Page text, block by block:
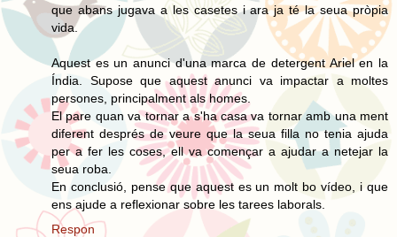
que abans jugava a les casetes i ara ja té la seua pròpia
vida.
Aquest es un anunci d'una marca de detergent Ariel en la
Índia. Supose que aquest anunci va impactar a moltes
persones, principalment als homes.
El pare quan va tornar a s'ha casa va tornar amb una ment
diferent després de veure que la seua filla no tenia ajuda
per a fer les coses, ell va començar a ajudar a netejar la
seua roba.
En conclusió, pense que aquest es un molt bo vídeo, i que
ens ajude a reflexionar sobre les tarees laborals.
Respon